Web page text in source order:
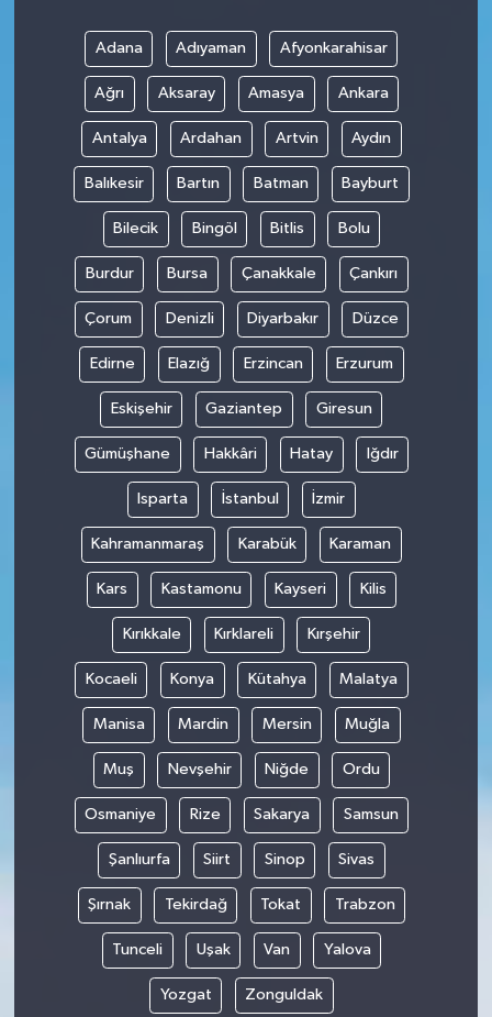
Adana Adıyaman Afyonkarahisar
Ağrı Aksaray Amasya Ankara
Antalya Ardahan Artvin Aydın
Balıkesir Bartın Batman Bayburt
Bilecik Bingöl Bitlis Bolu
Burdur Bursa Çanakkale Çankırı
Çorum Denizli Diyarbakır Düzce
Edirne Elazığ Erzincan Erzurum
Eskişehir Gaziantep Giresun
Gümüşhane Hakkâri Hatay Iğdır
Isparta İstanbul İzmir
Kahramanmaraş Karabük Karaman
Kars Kastamonu Kayseri Kilis
Kırıkkale Kırklareli Kırşehir
Kocaeli Konya Kütahya Malatya
Manisa Mardin Mersin Muğla
Muş Nevşehir Niğde Ordu
Osmaniye Rize Sakarya Samsun
Şanlıurfa Siirt Sinop Sivas
Şırnak Tekirdağ Tokat Trabzon
Tunceli Uşak Van Yalova
Yozgat Zonguldak
Spor
Teknoloji